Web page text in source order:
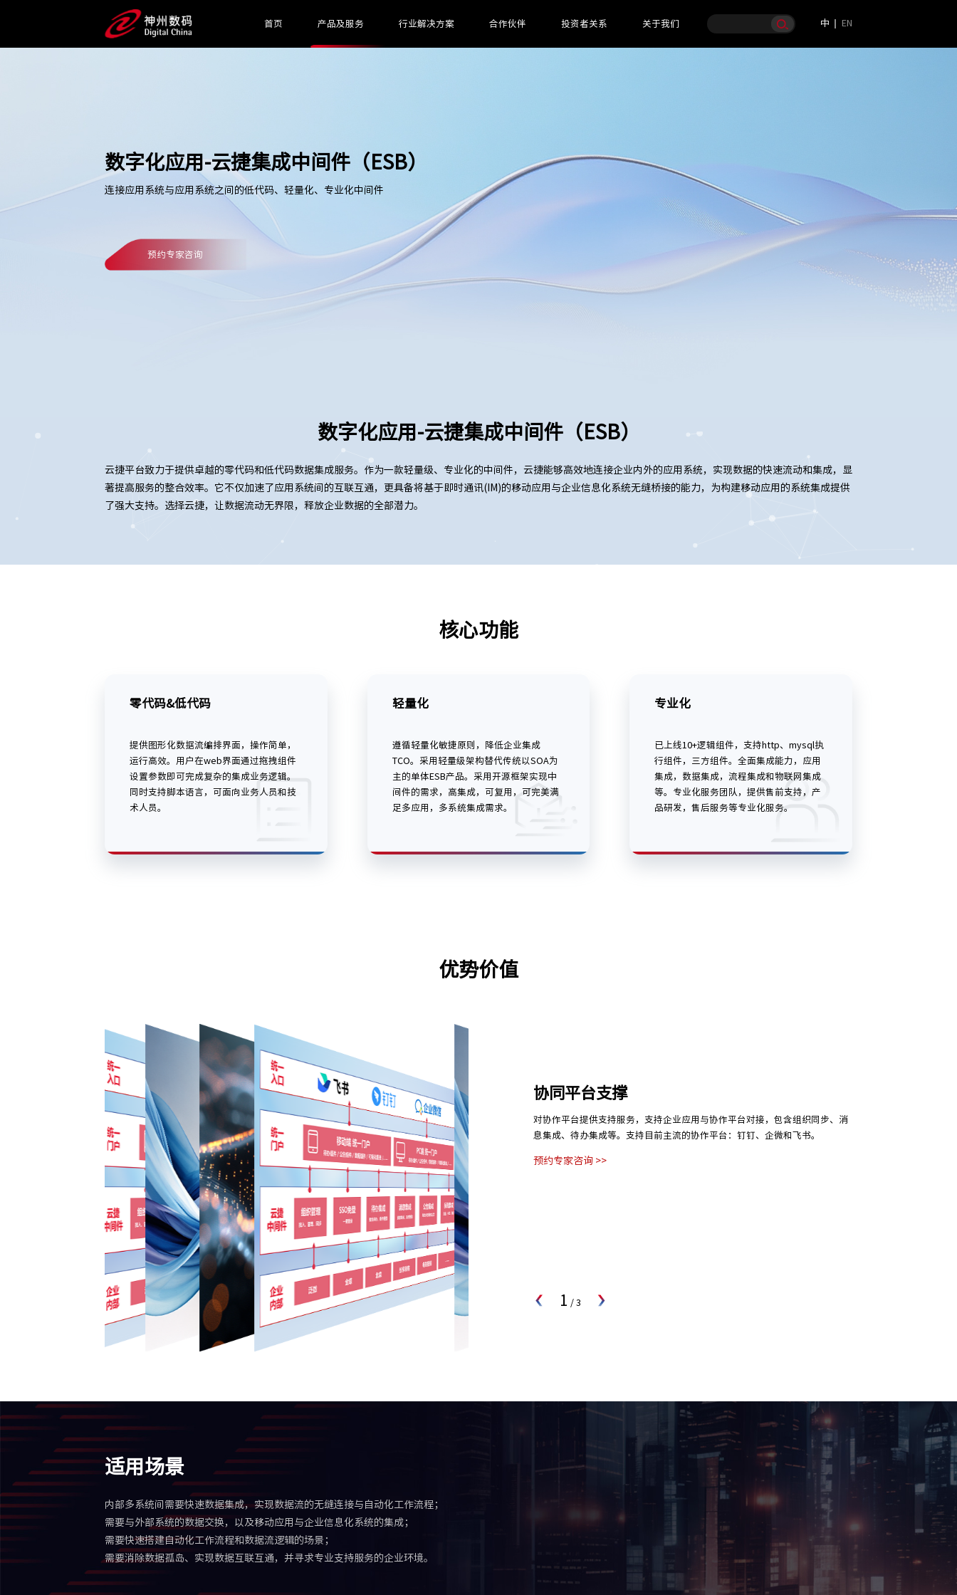
首页 产品及服务 行业解决方案 合作伙伴 投资者关系 关于我们 中 EN
数字化应用-云捷集成中间件（ESB）
连接应用系统与应用系统之间的低代码、轻量化、专业化中间件
预约专家咨询
数字化应用-云捷集成中间件（ESB）
云捷平台致力于提供卓越的零代码和低代码数据集成服务。作为一款轻量级、专业化的中间件，云捷能够高效地连接企业内外的应用系统，实现数据的快速流动和集成，显
著提高服务的整合效率。它不仅加速了应用系统间的互联互通，更具备将基于即时通讯(IM)的移动应用与企业信息化系统无缝桥接的能力，为构建移动应用的系统集成提供
了强大支持。选择云捷，让数据流动无界限，释放企业数据的全部潜力。
核心功能
零代码&低代码
提供图形化数据流编排界面，操作简单，
运行高效。用户在web界面通过拖拽组件
设置参数即可完成复杂的集成业务逻辑。
同时支持脚本语言，可面向业务人员和技
术人员。
轻量化
遵循轻量化敏捷原则，降低企业集成
TCO。采用轻量级架构替代传统以SOA为
主的单体ESB产品。采用开源框架实现中
间件的需求，高集成，可复用，可完美满
足多应用，多系统集成需求。
专业化
已上线10+逻辑组件，支持http、mysql执
行组件，三方组件。全面集成能力，应用
集成，数据集成，流程集成和物联网集成
等。专业化服务团队，提供售前支持，产
品研发，售后服务等专业化服务。
优势价值
1 / 3
协同平台支撑
对协作平台提供支持服务，支持企业应用与协作平台对接，包含组织同步、消
息集成、待办集成等。支持目前主流的协作平台：钉钉、企微和飞书。
预约专家咨询 >>
适用场景
内部多系统间需要快速数据集成，实现数据流的无缝连接与自动化工作流程；
需要与外部系统的数据交换，以及移动应用与企业信息化系统的集成；
需要快速搭建自动化工作流程和数据流逻辑的场景；
需要消除数据孤岛、实现数据互联互通，并寻求专业支持服务的企业环境。